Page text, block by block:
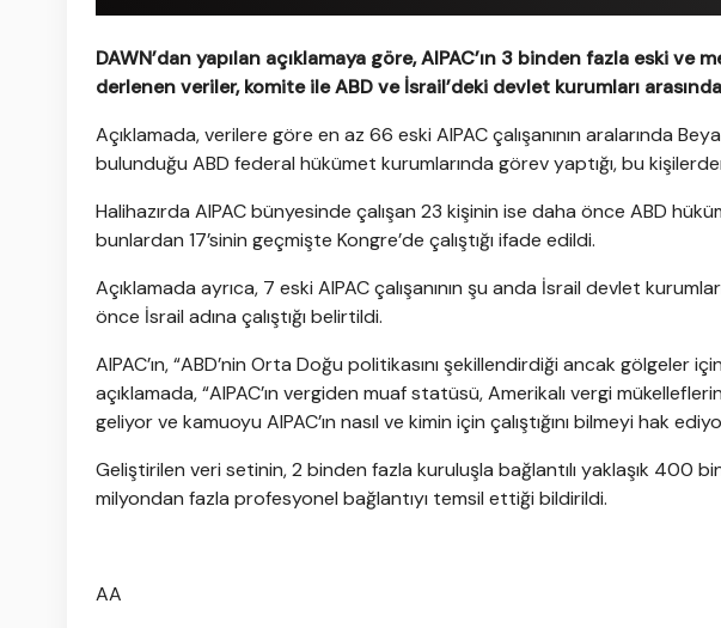
DAWN’dan yapılan açıklamaya göre, AIPAC’ın 3 binden fazla eski ve
derlenen veriler, komite ile ABD ve İsrail’deki devlet kurumları
Açıklamada, verilere göre en az 66 eski AIPAC çalışanının aralarında
bulunduğu ABD federal hükümet kurumlarında görev yaptığı, bu kişilerden
Halihazırda AIPAC bünyesinde çalışan 23 kişinin ise daha önce ABD
bunlardan 17’sinin geçmişte Kongre’de çalıştığı ifade edildi.
Açıklamada ayrıca, 7 eski AIPAC çalışanının şu anda İsrail devlet
önce İsrail adına çalıştığı belirtildi.
AIPAC’ın, “ABD’nin Orta Doğu politikasını şekillendirdiği ancak
açıklamada, “AIPAC’ın vergiden muaf statüsü, Amerikalı vergi
geliyor ve kamuoyu AIPAC’ın nasıl ve kimin için çalıştığını bilmeyi hak
Geliştirilen veri setinin, 2 binden fazla kuruluşla bağlantılı yaklaşık 400
milyondan fazla profesyonel bağlantıyı temsil ettiği bildirildi.
AA